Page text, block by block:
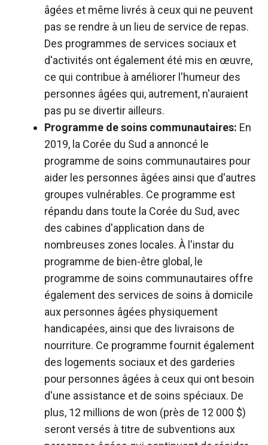
âgées et même livrés à ceux qui ne peuvent
pas se rendre à un lieu de service de repas.
Des programmes de services sociaux et
d'activités ont également été mis en œuvre,
ce qui contribue à améliorer l'humeur des
personnes âgées qui, autrement, n'auraient
pas pu se divertir ailleurs.
Programme de soins communautaires: En
2019, la Corée du Sud a annoncé le
programme de soins communautaires pour
aider les personnes âgées ainsi que d'autres
groupes vulnérables. Ce programme est
répandu dans toute la Corée du Sud, avec
des cabines d'application dans de
nombreuses zones locales. À l'instar du
programme de bien-être global, le
programme de soins communautaires offre
également des services de soins à domicile
aux personnes âgées physiquement
handicapées, ainsi que des livraisons de
nourriture. Ce programme fournit également
des logements sociaux et des garderies
pour personnes âgées à ceux qui ont besoin
d'une assistance et de soins spéciaux. De
plus, 12 millions de won (près de 12 000 $)
seront versés à titre de subventions aux